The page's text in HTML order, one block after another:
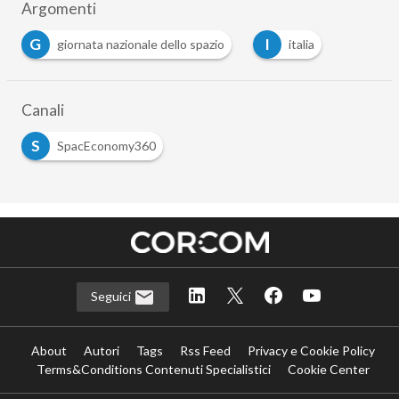
Argomenti
G
giornata nazionale dello spazio I italia
Canali
S
SpacEconomy360
Seguici
About Autori Tags Rss Feed
Privacy e Cookie Policy
Terms&Conditions Contenuti Specialistici
Cookie Center